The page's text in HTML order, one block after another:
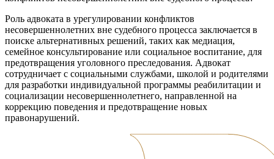
Роль адвоката в урегулировании конфликтов
несовершеннолетних вне судебного процесса заключается в
поиске альтернативных решений, таких как медиация,
семейное консультирование или социальное воспитание, для
предотвращения уголовного преследования. Адвокат
сотрудничает с социальными службами, школой и родителями
для разработки индивидуальной программы реабилитации и
социализации несовершеннолетнего, направленной на
коррекцию поведения и предотвращение новых
правонарушений.